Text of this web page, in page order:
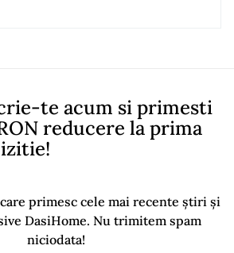
Review
te acum si primesti
reducere la prima
primesc cele mai recente știri și
DasiHome. Nu trimitem spam
niciodata!